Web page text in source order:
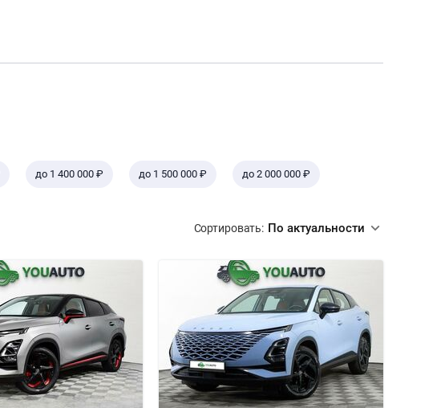
до 1 400 000 ₽ до 1 500 000 ₽ до 2 000 000 ₽
Сортировать: По актуальности